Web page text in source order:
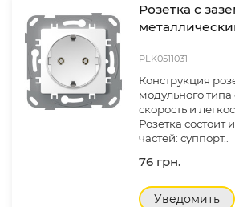
Розетка с
PLK0511031
Конструкция
модульного
скорость и
Розетка состоит
частей: суппорт..
76 грн.
Уведомить